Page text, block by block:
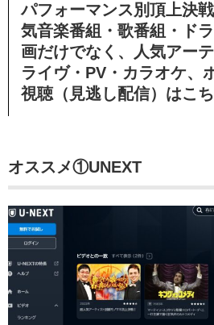
パフォーマンス別頂上決戦
気音楽番組・歌番組・ド
画だけでなく、人気アー
ライヴ・PV・カラオケ、
視聴（見逃し配信）はこち
オススメ①UNEXT